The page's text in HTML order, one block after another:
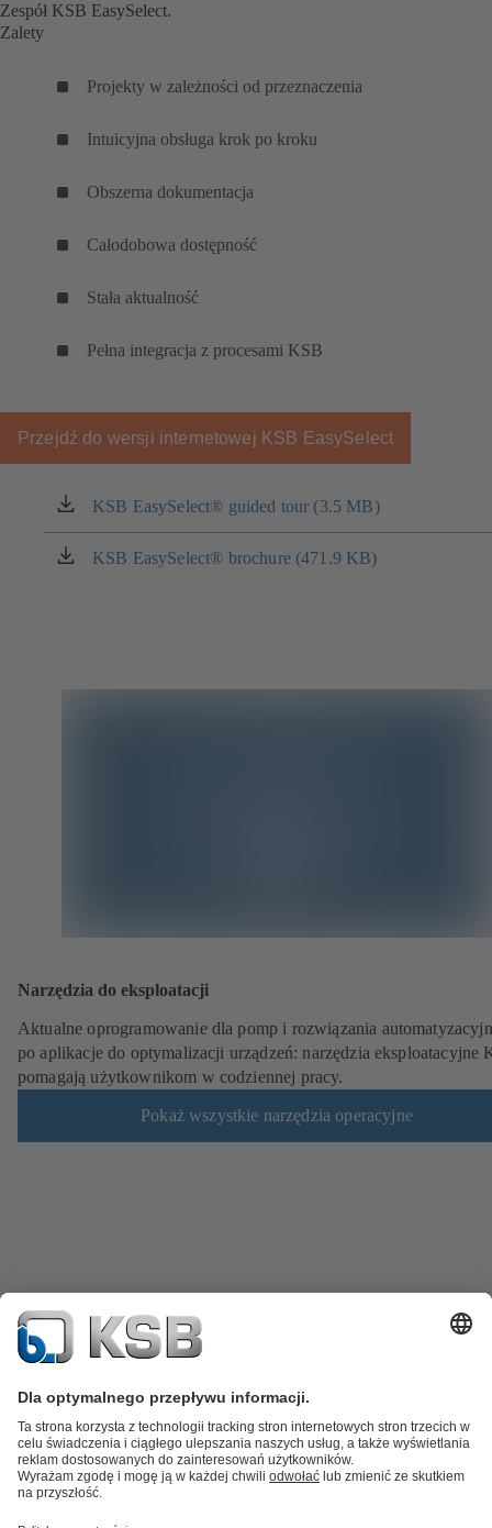
Zespół KSB EasySelect.
Zalety
Projekty w zależności od przeznaczenia
Intuicyjna obsługa krok po kroku
Obszerna dokumentacja
Całodobowa dostępność
Stała aktualność
Pełna integracja z procesami KSB
Przejdź do wersji internetowej KSB EasySelect
KSB EasySelect® guided tour (3.5 MB)
(otwiera
się
w
KSB EasySelect® brochure (471.9 KB)
(otwiera
Narzędzia do eksploatacji
Aktualne oprogramowanie dla pomp i rozwiązania
po aplikacje do optymalizacji urządzeń: narzędzia eksploatacyjne
pomagają użytkownikom w codziennej pracy.
Pokaż wszystkie narzędzia operacyjne